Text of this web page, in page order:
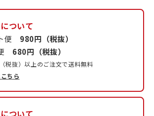
ついて
便 980円（税抜）
680円（税抜）
税抜）以上のご注文で送料無料
ちら
ついて